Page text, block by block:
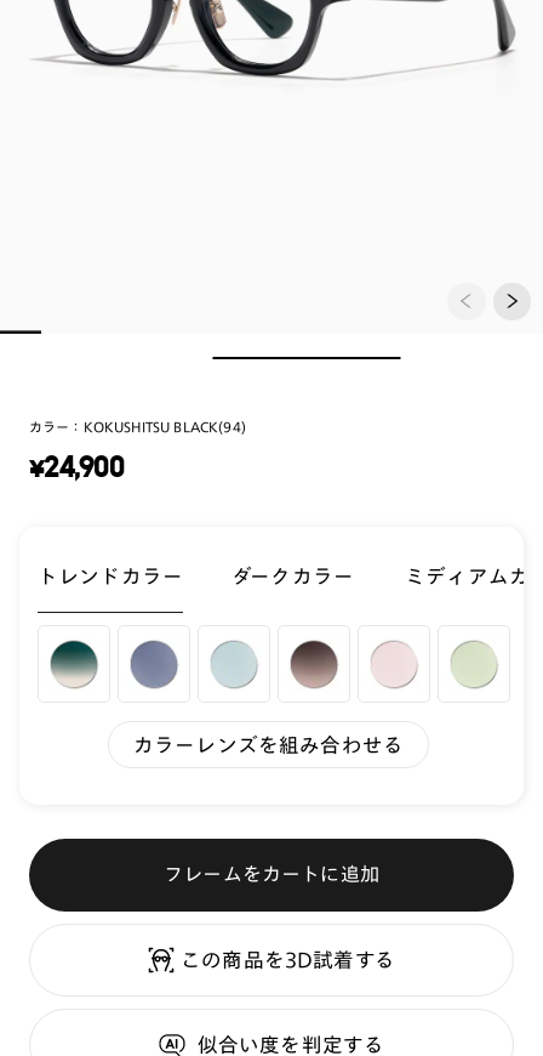
カラー： KOKUSHITSU BLACK(94)
¥24,900
トレンドカラー ダークカラー ミディアムカ
カラーレンズを組み合わせる
フレームをカートに追加
この商品を3D試着する
似合い度を判定する